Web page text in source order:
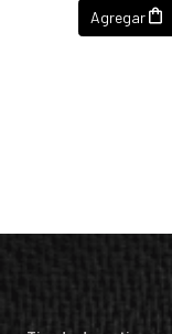
Agregar